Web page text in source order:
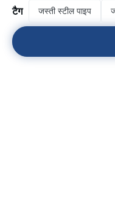
टैग जस्ती स्टील पाइप